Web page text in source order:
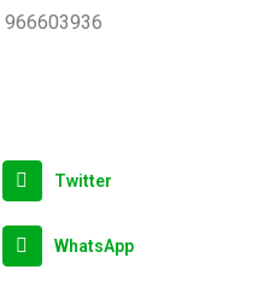
966603936
Twitter
WhatsApp